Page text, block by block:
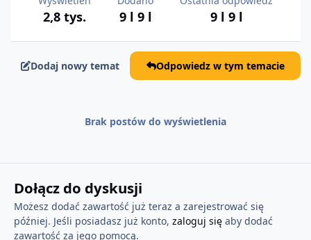
2,8 tys. 9 l 9 l 9 l 9 l
Dodaj nowy temat Odpowiedz w tym temacie
Brak postów do wyświetlenia
Dołącz do dyskusji
Możesz dodać zawartość już teraz a zarejestrować się
później. Jeśli posiadasz już konto, zaloguj sięaby dodać
zawartość za jego pomocą.